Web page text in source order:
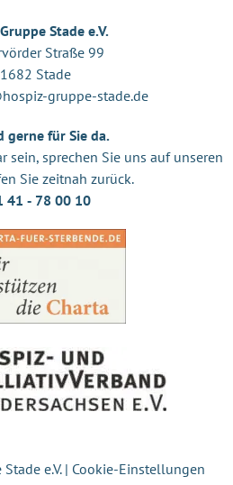
Stade e.V.
Straße 99
Stade
gruppe-stade.de
gerne für Sie da.
sein, sprechen Sie uns auf unseren
rufen Sie zeitnah zurück.
41 ‐ 78 00 10
e.V. | Cookie-Einstellungen